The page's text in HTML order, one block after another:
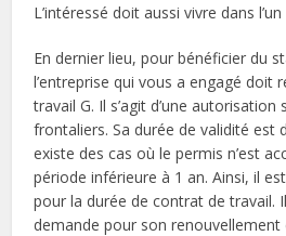
L’intéressé doit aussi vivre dans
En dernier lieu, pour bénéficier du
l’entreprise qui vous a engagé doit
travail G. Il s’agit d’une
frontaliers. Sa durée de validité est
existe des cas où le permis n’est
période inférieure à 1 an. Ainsi, il
pour la durée de contrat de travail.
demande pour son